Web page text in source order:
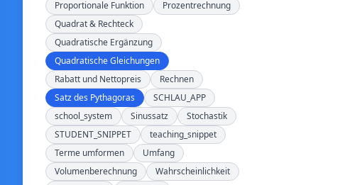
Proportionale Funktion
Prozentrechnung
Quadrat & Rechteck
Quadratische Ergänzung
Quadratische Gleichungen
Rabatt und Nettopreis
Rechnen
Satz des Pythagoras
SCHLAU_APP
school_system
Sinussatz
Stochastik
STUDENT_SNIPPET
teaching_snippet
Terme umformen
Umfang
Volumenberechnung
Wahrscheinlichkeit